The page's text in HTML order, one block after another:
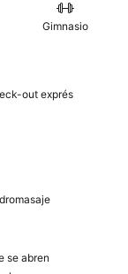
Gimnasio
out exprés
se abren